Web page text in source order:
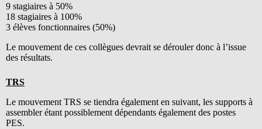
9 stagiaires à 50%
18 stagiaires à 100%
3 élèves fonctionnaires (50%)
Le mouvement de ces collègues devrait se dérouler donc à l’issue
des résultats.
TRS
Le mouvement TRS se tiendra également en suivant, les supports à
assembler étant possiblement dépendants également des postes
PES.